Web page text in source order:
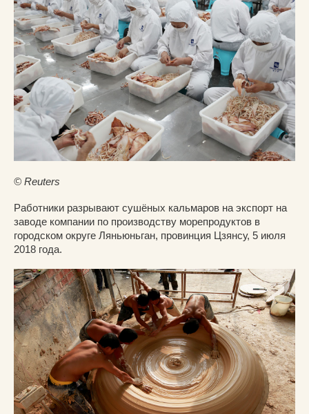
© Reuters
Работники разрывают сушёных кальмаров на экспорт на
заводе компании по производству морепродуктов в
городском округе Ляньюньган, провинция Цзянсу, 5 июля
2018 года.